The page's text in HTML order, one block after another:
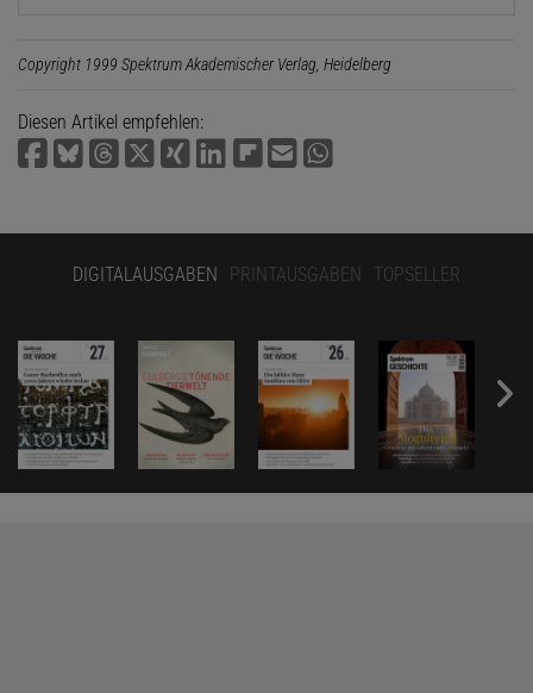
Copyright 1999 Spektrum Akademischer Verlag, Heidelberg
Diesen Artikel empfehlen:
DIGITALAUSGABEN PRINTAUSGABEN TOPSELLER